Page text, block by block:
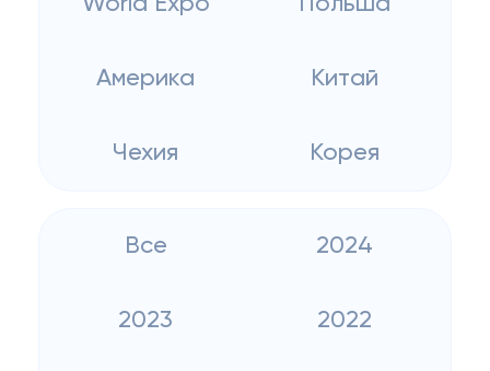
Америка Китай
Чехия Корея
Все 2024
2023 2022